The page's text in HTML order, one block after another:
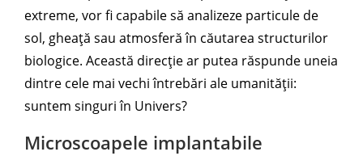
extreme, vor fi capabile să analizeze particule de
sol, gheață sau atmosferă în căutarea structurilor
biologice. Această direcție ar putea răspunde uneia
dintre cele mai vechi întrebări ale umanității:
suntem singuri în Univers?
Microscoapele implantabile